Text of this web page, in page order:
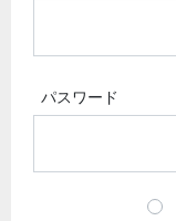
パスワード